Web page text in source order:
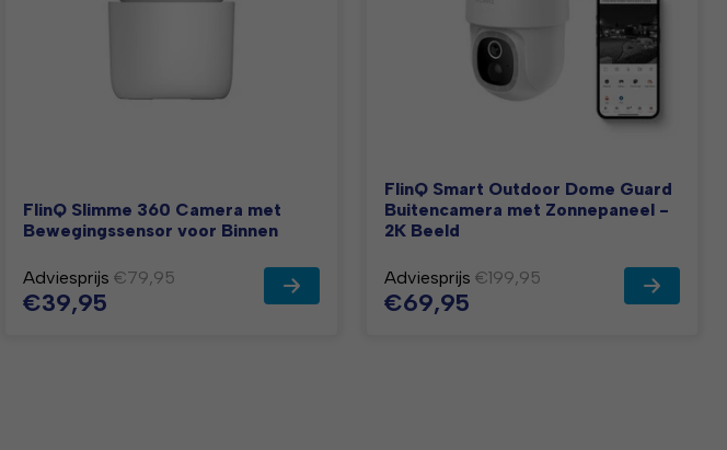
FlinQ Slimme 360 Camera met
Bewegingssensor voor Binnen
Adviesprijs €79,95
€39,95
FlinQ Smart Outdoor Dome Guard
Buitencamera met Zonnepaneel -
2K Beeld
Adviesprijs €199,95
€69,95